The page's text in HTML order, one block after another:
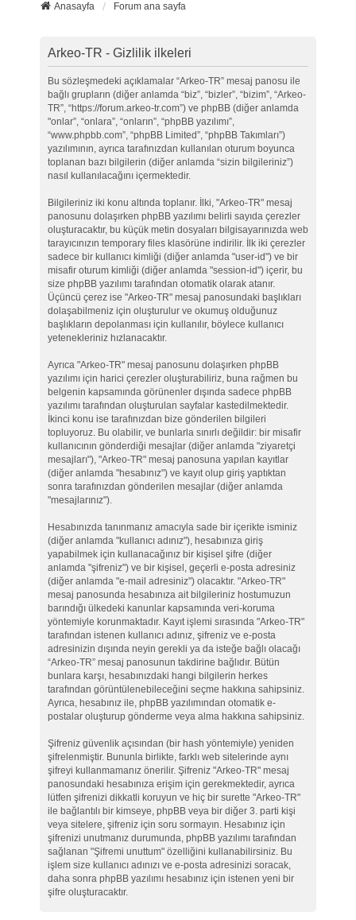
Anasayfa Forum ana sayfa
Arkeo-TR - Gizlilik ilkeleri
Bu sözleşmedeki açıklamalar “Arkeo-TR” mesaj panosu ile
bağlı grupların (diğer anlamda “biz”, “bizler”, “bizim”, “Arkeo-
TR”, “https://forum.arkeo-tr.com”) ve phpBB (diğer anlamda
"onlar”, “onlara”, “onların”, “phpBB yazılımı”,
“www.phpbb.com”, “phpBB Limited”, “phpBB Takımları”)
yazılımının, ayrıca tarafınızdan kullanılan oturum boyunca
toplanan bazı bilgilerin (diğer anlamda “sizin bilgileriniz”)
nasıl kullanılacağını içermektedir.
Bilgileriniz iki konu altında toplanır. İlki, "Arkeo-TR" mesaj
panosunu dolaşırken phpBB yazılımı belirli sayıda çerezler
oluşturacaktır, bu küçük metin dosyaları bilgisayarınızda web
tarayıcınızın temporary files klasörüne indirilir. İlk iki çerezler
sadece bir kullanıcı kimliği (diğer anlamda "user-id") ve bir
misafir oturum kimliği (diğer anlamda "session-id") içerir, bu
size phpBB yazılımı tarafından otomatik olarak atanır.
Üçüncü çerez ise "Arkeo-TR" mesaj panosundaki başlıkları
dolaşabilmeniz için oluşturulur ve okumuş olduğunuz
başlıkların depolanması için kullanılır, böylece kullanıcı
yetenekleriniz hızlanacaktır.
Ayrıca "Arkeo-TR" mesaj panosunu dolaşırken phpBB
yazılımı için harici çerezler oluşturabiliriz, buna rağmen bu
belgenin kapsamında görünenler dışında sadece phpBB
yazılımı tarafından oluşturulan sayfalar kastedilmektedir.
İkinci konu ise tarafınızdan bize gönderilen bilgileri
topluyoruz. Bu olabilir, ve bunlarla sınırlı değildir: bir misafir
kullanıcının gönderdiği mesajlar (diğer anlamda "ziyaretçi
mesajları"), "Arkeo-TR" mesaj panosuna yapılan kayıtlar
(diğer anlamda "hesabınız") ve kayıt olup giriş yaptıktan
sonra tarafınızdan gönderilen mesajlar (diğer anlamda
"mesajlarınız").
Hesabınızda tanınmanız amacıyla sade bir içerikte isminiz
(diğer anlamda "kullanıcı adınız"), hesabınıza giriş
yapabilmek için kullanacağınız bir kişisel şifre (diğer
anlamda "şifreniz") ve bir kişisel, geçerli e-posta adresiniz
(diğer anlamda "e-mail adresiniz") olacaktır. "Arkeo-TR"
mesaj panosunda hesabınıza ait bilgileriniz hostumuzun
barındığı ülkedeki kanunlar kapsamında veri-koruma
yöntemiyle korunmaktadır. Kayıt işlemi sırasında "Arkeo-TR"
tarafından istenen kullanıcı adınız, şifreniz ve e-posta
adresinizin dışında neyin gerekli ya da isteğe bağlı olacağı
“Arkeo-TR” mesaj panosunun takdirine bağlıdır. Bütün
bunlara karşı, hesabınızdaki hangi bilgilerin herkes
tarafından görüntülenebileceğini seçme hakkına sahipsiniz.
Ayrıca, hesabınız ile, phpBB yazılımından otomatik e-
postalar oluşturup gönderme veya alma hakkına sahipsiniz.
Şifreniz güvenlik açısından (bir hash yöntemiyle) yeniden
şifrelenmiştir. Bununla birlikte, farklı web sitelerinde aynı
şifreyi kullanmamanız önerilir. Şifreniz "Arkeo-TR" mesaj
panosundaki hesabınıza erişim için gerekmektedir, ayrıca
lütfen şifrenizi dikkatli koruyun ve hiç bir surette "Arkeo-TR"
ile bağlantılı bir kimseye, phpBB veya bir diğer 3. parti kişi
veya sitelere, şifreniz için soru sormayın. Hesabınız için
şifrenizi unutmanız durumunda, phpBB yazılımı tarafından
sağlanan "Şifremi unuttum" özelliğini kullanabilirsiniz. Bu
işlem size kullanıcı adınızı ve e-posta adresinizi soracak,
daha sonra phpBB yazılımı hesabınız için istenen yeni bir
şifre oluşturacaktır.